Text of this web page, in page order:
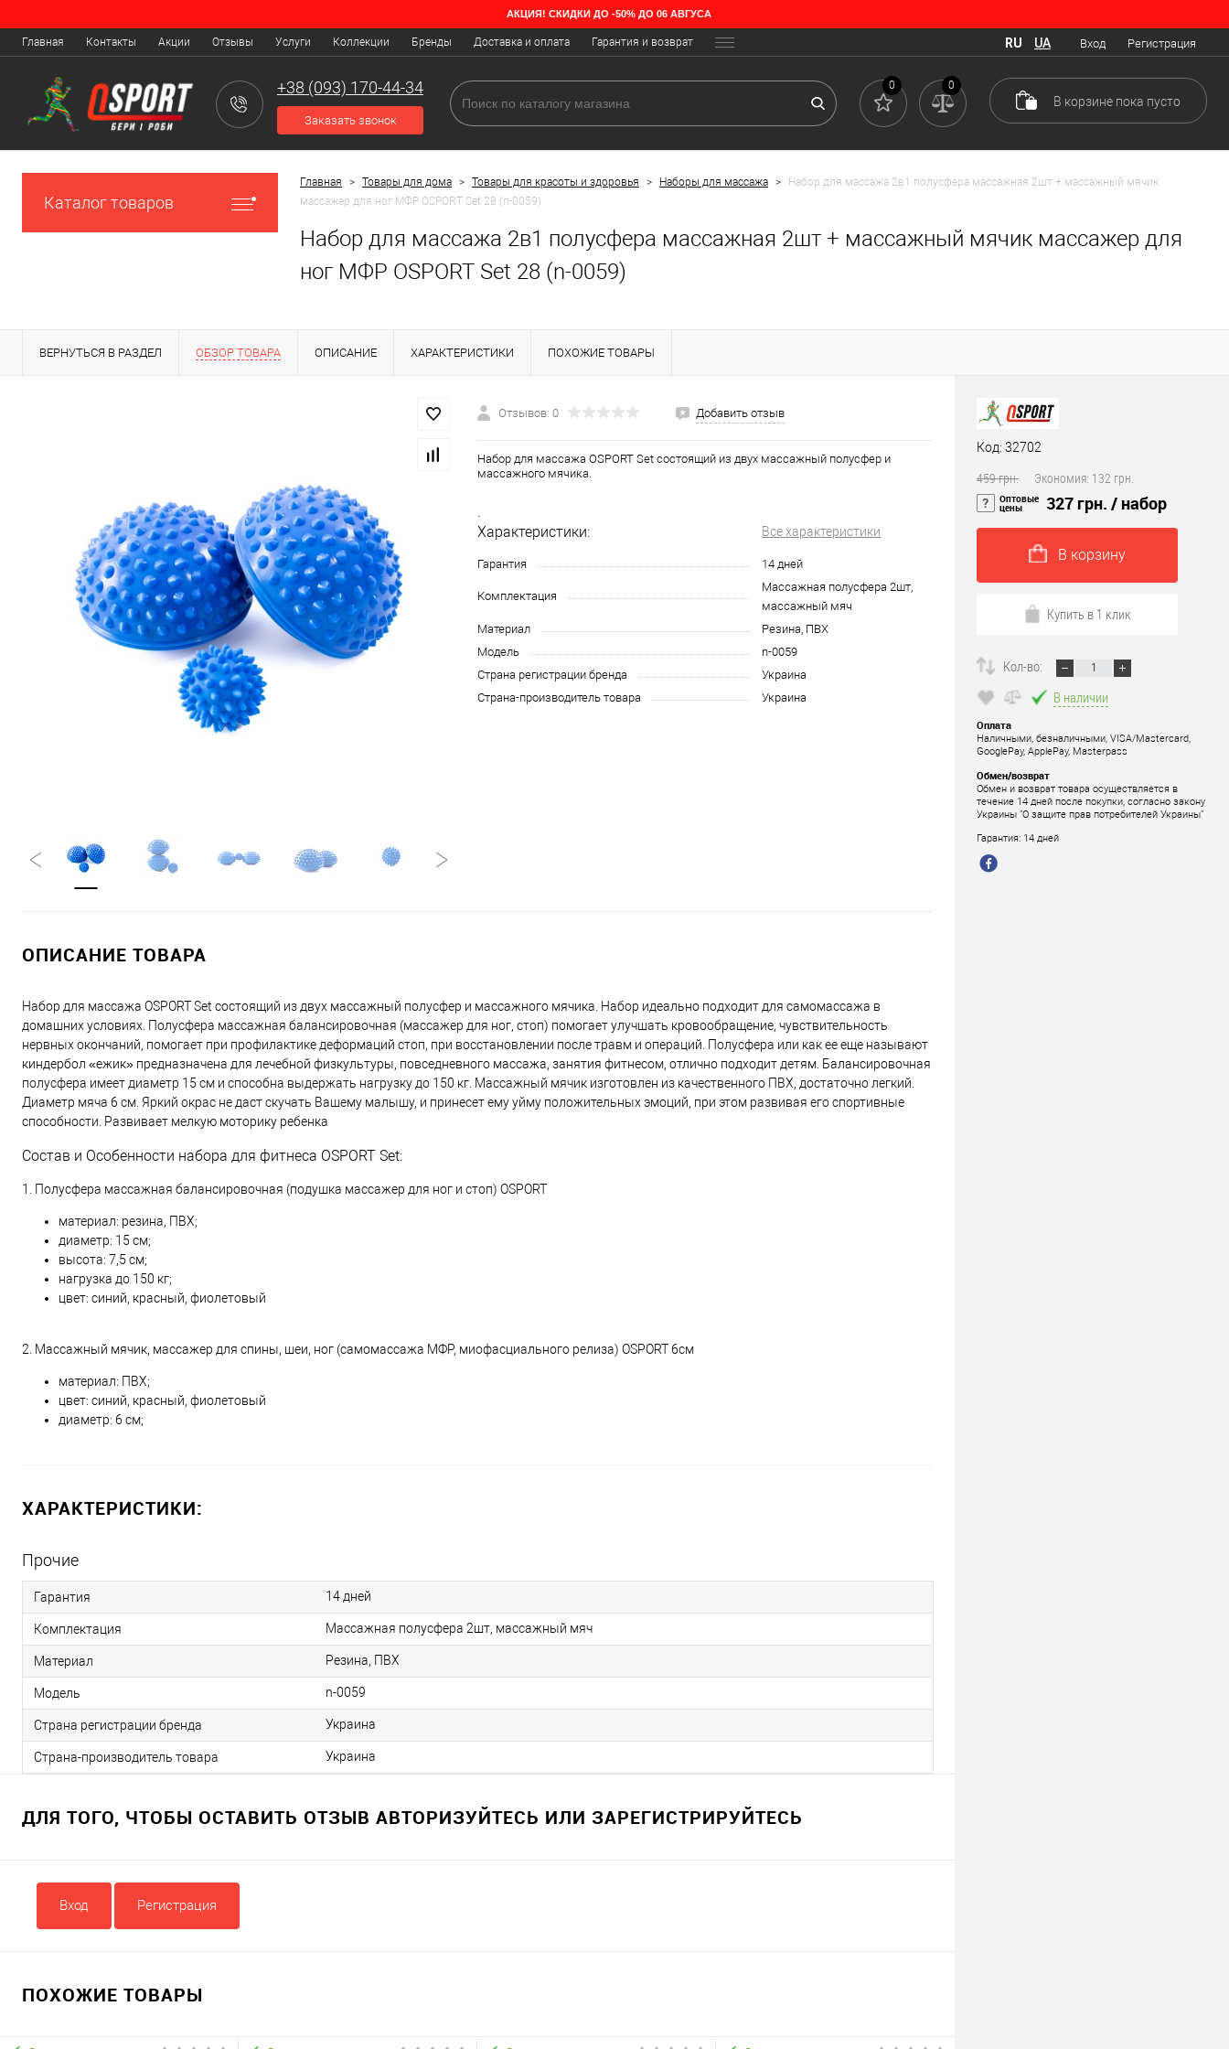
АКЦИЯ! СКИДКИ ДО -50% ДО 06 АВГУСА
Главная Контакты Акции Отзывы Услуги Коллекции Бренды Доставка и оплата Гарантия и возврат Вход Регистрация
RU UA
+38 (093) 170-44-34
Заказать звонок
0 0
В корзине пока пусто
Каталог товаров
Главная > Товары для дома > Товары для красоты и здоровья > Наборы для массажа >
Набор для массажа 2в1 полусфера массажная 2шт + массажный мячик
массажер для ног МФР OSPORT Set 28 (n-0059)
Набор для массажа 2в1 полусфера массажная 2шт + массажный мячик массажер для
ног МФР OSPORT Set 28 (n-0059)
ВЕРНУТЬСЯ В РАЗДЕЛ ОБЗОР ТОВАРА ОПИСАНИЕ ХАРАКТЕРИСТИКИ ПОХОЖИЕ ТОВАРЫ
Отзывов: 0 Добавить отзыв
Набор для массажа OSPORT Set состоящий из двух массажный полусфер и
массажного мячика.
Характеристики: Все характеристики
Гарантия 14 дней
Комплектация
Массажная полусфера 2шт,
массажный мяч
Материал
Резина, ПВХ
Модель
n-0059
Страна регистрации бренда
Украина
Страна-производитель товара
Украина
ОПИСАНИЕ ТОВАРА
Набор для массажа OSPORT Set состоящий из двух массажный полусфер и массажного мячика. Набор идеально подходит для самомассажа в
домашних условиях. Полусфера массажная балансировочная (массажер для ног, стоп) помогает улучшать кровообращение, чувствительность
нервных окончаний, помогает при профилактике деформаций стоп, при восстановлении после травм и операций. Полусфера или как ее еще называют
киндербол «ежик» предназначена для лечебной физкультуры, повседневного массажа, занятия фитнесом, отлично подходит детям. Балансировочная
полусфера имеет диаметр 15 см и способна выдержать нагрузку до 150 кг. Массажный мячик изготовлен из качественного ПВХ, достаточно легкий.
Диаметр мяча 6 см. Яркий окрас не даст скучать Вашему малышу, и принесет ему уйму положительных эмоций, при этом развивая его спортивные
способности. Развивает мелкую моторику ребенка
Состав и Особенности набора для фитнеса OSPORT Set:
1. Полусфера массажная балансировочная (подушка массажер для ног и стоп) OSPORT
материал: резина, ПВХ;
диаметр: 15 см;
высота: 7,5 см;
нагрузка до 150 кг;
цвет: синий, красный, фиолетовый
2. Массажный мячик, массажер для спины, шеи, ног (самомассажа МФР, миофасциального релиза) OSPORT 6см
материал: ПВХ;
цвет: синий, красный, фиолетовый
диаметр: 6 см;
ХАРАКТЕРИСТИКИ:
Прочие
Гарантия 14 дней
Комплектация Массажная полусфера 2шт, массажный мяч
Материал Резина, ПВХ
Модель n-0059
Страна регистрации бренда Украина
Страна-производитель товара Украина
ДЛЯ ТОГО, ЧТОБЫ ОСТАВИТЬ ОТЗЫВ АВТОРИЗУЙТЕСЬ ИЛИ ЗАРЕГИСТРИРУЙТЕСЬ
Вход Регистрация
ПОХОЖИЕ ТОВАРЫ
Код: 32702
459 грн. Экономия: 132 грн.
Оптовые
цены 327 грн. / набор
В корзину
Купить в 1 клик
Кол-во:
В наличии
Оплата
Наличными, безналичными, VISA/Mastercard,
GooglePay, ApplePay, Masterpass
Обмен/возврат
Обмен и возврат товара осуществляется в
течение 14 дней после покупки, согласно закону
Украины "О защите прав потребителей Украины"
Гарантия: 14 дней